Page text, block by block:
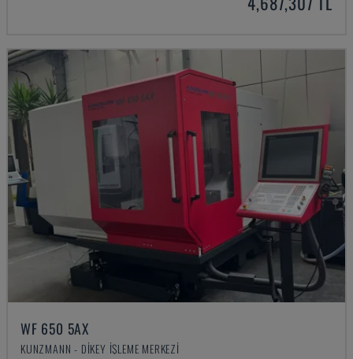
WF 650 5AX
KUNZMANN - DIKEY İŞLEME MERKEZI